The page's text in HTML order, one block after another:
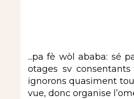
...pa fè wòl ababa: sé
otages sv
ignorons quasiment
vue, donc organise